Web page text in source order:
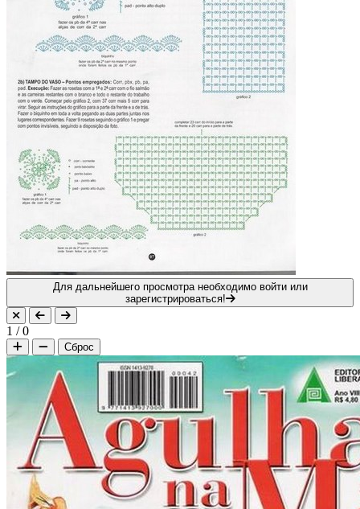
Для дальнейшего просмотра необходимо войти или
зарегистрироваться!
1 /0
Сброс